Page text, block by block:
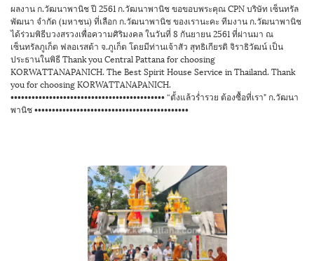
ผลงาน ก.วัฒนาพานิช ปี 2561 ก.วัฒนาพานิช ขอขอบพระคุณ CPN บริษัท เซ็นทรัล
พัฒนา จำกัด (มหาชน) ที่เลือก ก.วัฒนาพานิช ของเรานะคะ ทีมงาน ก.วัฒนาพานิช
ได้ร่วมพิธีบวงสรวงเพื่อความศิริมงคล ในวันที่ 8 กันยายน 2561 ที่ผ่านมา ณ
เซ็นทรัลภูเก็ต ฟลอเรสต้า จ.ภูเก็ต โดยมีท่านเจ้าสัว สุทธิเกียรติ จิราธิวัฒน์ เป็น
ประธานในพิธี Thank you Central Pattana for choosing
KORWATTANAPANICH. The Best Spirit House Service in Thailand. Thank
you for choosing KORWATTANAPANICH.
•••••••••••••••••••••••••••••••••••••••••••• “ตั้งแล้วร่ำรวย ต้องซื้อที่เรา" ก.วัฒนา
พานิช ••••••••••••••••••••••••••••••••••••••••••••